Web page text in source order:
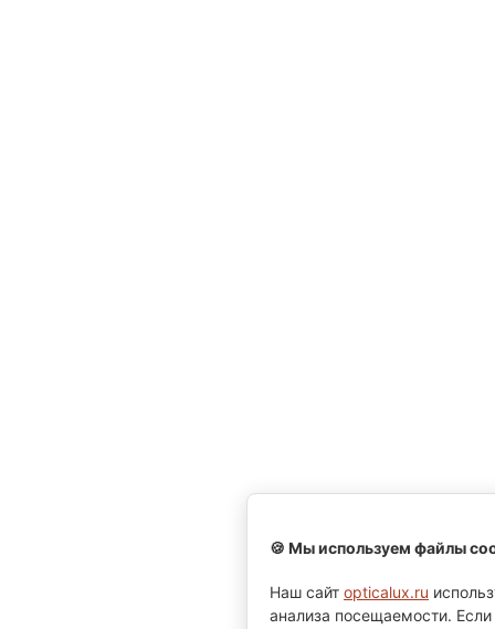
🍪 Мы используем файлы
Наш сайт opticalux.ru
анализа посещаемости.